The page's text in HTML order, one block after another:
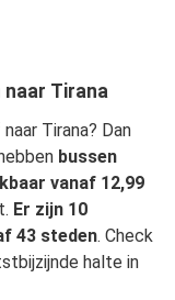
Tirana
Tirana? Dan
bussen
vanaf 12,99
Er zijn 10
43 steden. Check
halte in